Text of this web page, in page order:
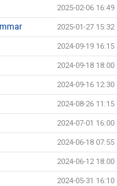
2025-02-06 16:49
2025-01-27 15:32
2024-09-19 16:15
2024-09-18 18:00
2024-09-16 12:30
2024-08-26 11:15
2024-07-01 16:00
2024-06-18 07:55
2024-06-12 18:00
2024-05-31 16:10